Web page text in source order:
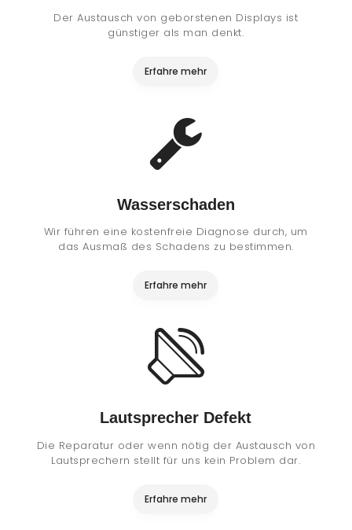
Der Austausch von geborstenen Displays ist
günstiger als man denkt.
Erfahre mehr
Wasserschaden
Wir führen eine kostenfreie Diagnose durch, um
das Ausmaß des Schadens zu bestimmen.
Erfahre mehr
Lautsprecher Defekt
Die Reparatur oder wenn nötig der Austausch von
Lautsprechern stellt für uns kein Problem dar.
Erfahre mehr